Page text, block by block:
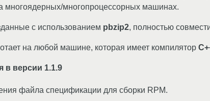
многоядерных/многопроцессорных машинах.
с использованием pbzip2, полностью
на любой машине, которая имеет компилятор
в версии 1.1.9
файла спецификации для сборки RPM.